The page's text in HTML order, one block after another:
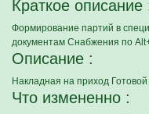
Краткое описание
Формирование партий в
документам Снабжения по
Описание :
Накладная на приход
Что измененно :